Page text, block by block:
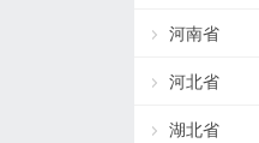
河南省
河北省
湖北省